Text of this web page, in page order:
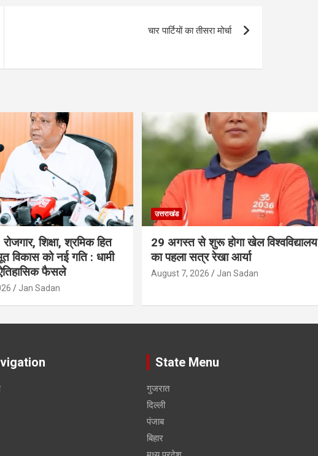
चार पार्टियों का तीसरा मोर्चा
शिक्षा, श्रमिक हित
विकास को नई गति : धामी
फैसले
Jan Sadan
उत्तराखंड
29 अगस्त से शुरू होगा खेल विश्वविद्यालय
का पहला सत्र रेखा आर्या
August 7, 2026 Jan Sadan
State Menu
गुजरात
दिल्ली
पंजाब
बिहार